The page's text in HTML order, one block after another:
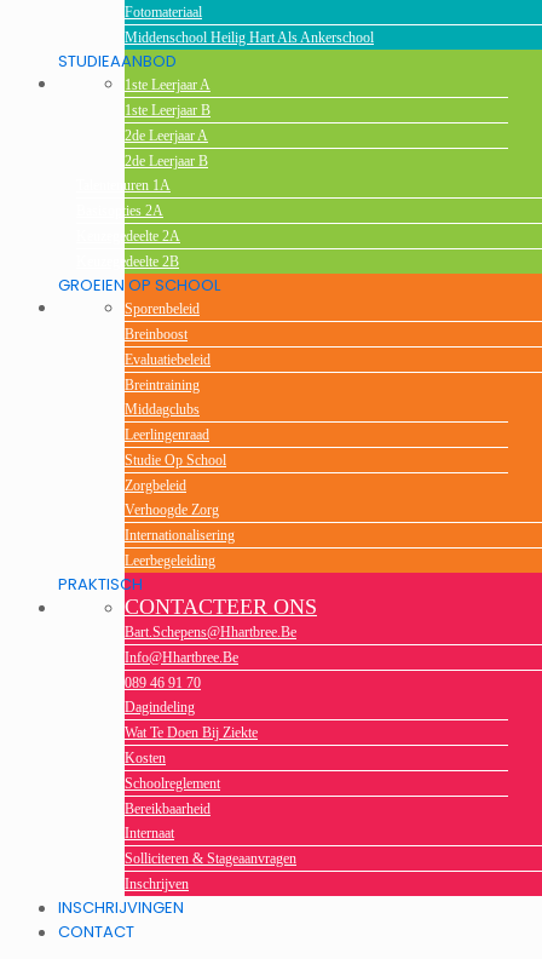
Fotomateriaal
Middenschool Heilig Hart Als Ankerschool
STUDIEAANBOD
1ste Leerjaar A
1ste Leerjaar B
2de Leerjaar A
2de Leerjaar B
Talentenuren 1A
Basisopties 2A
Keuzegedeelte 2A
Keuzegedeelte 2B
GROEIEN OP SCHOOL
Sporenbeleid
Breinboost
Evaluatiebeleid
Breintraining
Middagclubs
Leerlingenraad
Studie Op School
Zorgbeleid
Verhoogde Zorg
Internationalisering
Leerbegeleiding
PRAKTISCH
CONTACTEER ONS
Bart.schepens@hhartbree.be
Info@hhartbree.be
089 46 91 70
Dagindeling
Wat Te Doen Bij Ziekte
Kosten
Schoolreglement
Bereikbaarheid
Internaat
Solliciteren & Stageaanvragen
Inschrijven
INSCHRIJVINGEN
CONTACT